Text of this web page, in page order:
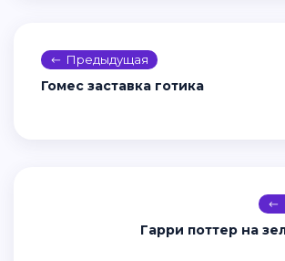
Предыдущая
Гомес заставка готика
Гарри поттер на